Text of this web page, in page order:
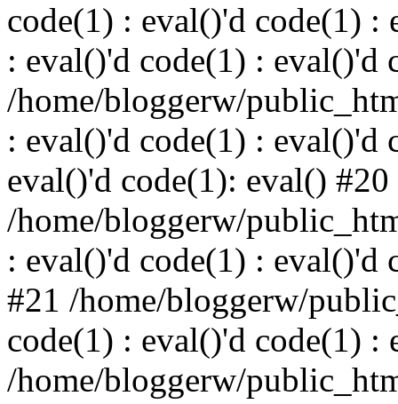
code(1) : eval()'d code(1) :
: eval()'d code(1) : eval()'d
/home/bloggerw/
: eval()'d code(1) : eval()'d
eval()'d code(1): eval() #20
/home/bloggerw/
: eval()'d code(1) : eval()'d
#21 /home/bloggerw/
code(1) : eval()'d code(1) :
/home/bloggerw/